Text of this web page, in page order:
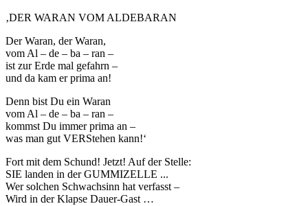
‚DER WARAN VOM ALDEBARAN
Der Waran, der Waran,
vom Al – de – ba – ran –
ist zur Erde mal gefahrn –
und da kam er prima an!
Denn bist Du ein Waran
vom Al – de – ba – ran –
kommst Du immer prima an –
was man gut VERStehen kann!‘
Fort mit dem Schund! Jetzt! Auf der Stelle:
SIE landen in der GUMMIZELLE ...
Wer solchen Schwachsinn hat verfasst –
Wird in der Klapse Dauer-Gast …